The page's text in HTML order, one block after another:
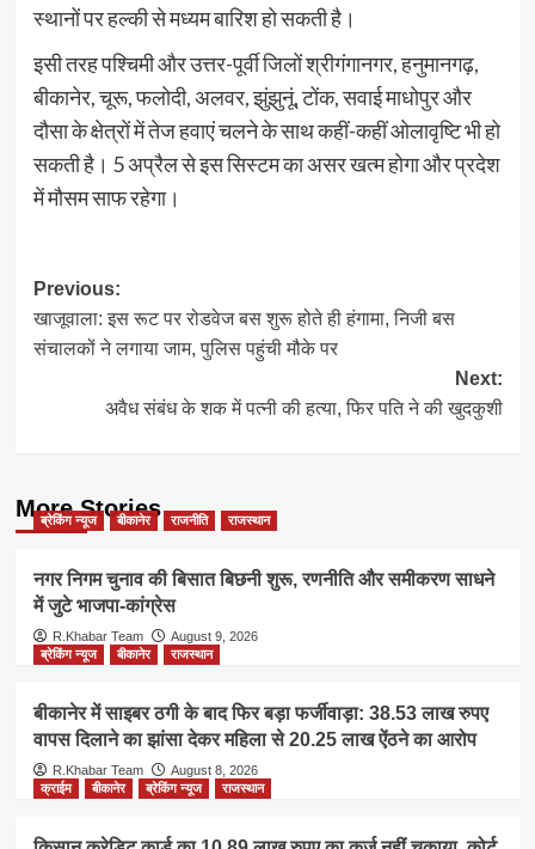
स्थानों पर हल्की से मध्यम बारिश हो सकती है।
इसी तरह पश्चिमी और उत्तर-पूर्वी जिलों श्रीगंगानगर, हनुमानगढ़,
बीकानेर, चूरू, फलोदी, अलवर, झुंझुनूं, टोंक, सवाई माधोपुर और
दौसा के क्षेत्रों में तेज हवाएं चलने के साथ कहीं-कहीं ओलावृष्टि भी हो
सकती है। 5 अप्रैल से इस सिस्टम का असर खत्म होगा और प्रदेश
में मौसम साफ रहेगा।
Post
navigation
Previous:
खाजूवाला: इस रूट पर रोडवेज बस शुरू होते ही हंगामा, निजी बस
संचालकों ने लगाया जाम, पुलिस पहुंची मौके पर
Next:
अवैध संबंध के शक में पत्नी की हत्या, फिर पति ने की खुदकुशी
More Stories
ब्रेकिंग न्यूज बीकानेर राजनीति राजस्थान
नगर निगम चुनाव की बिसात बिछनी शुरू, रणनीति और समीकरण साधने
में जुटे भाजपा-कांग्रेस
R.Khabar Team
August 9, 2026
ब्रेकिंग न्यूज
बीकानेर राजस्थान
बीकानेर में साइबर ठगी के बाद फिर बड़ा फर्जीवाड़ा: 38.53 लाख रुपए
वापस दिलाने का झांसा देकर महिला से 20.25 लाख ऐंठने का आरोप
R.Khabar Team
August 8, 2026
क्राईम
बीकानेर ब्रेकिंग न्यूज राजस्थान